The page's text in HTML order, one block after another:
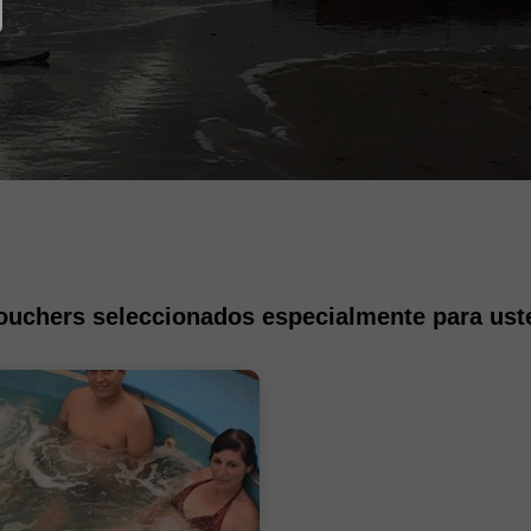
seleccionados especialmente para